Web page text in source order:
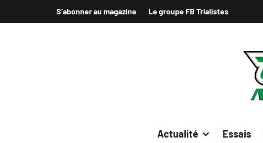
S’abonner au magazine Le groupe FB Trialistes
Actualité Essais